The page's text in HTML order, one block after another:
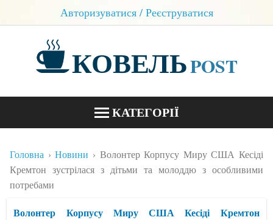
Авторизуватися / Реєструватися
КОВЕЛЬPOST
КАТЕГОРІЇ
БЛОГИ
Головна Новини
Волонтер Корпусу Миру США Кесіді
Кремтон зустрілася з дітьми та молоддю з особливими
потребами
Волонтер Корпусу Миру США Кесіді Кремтон